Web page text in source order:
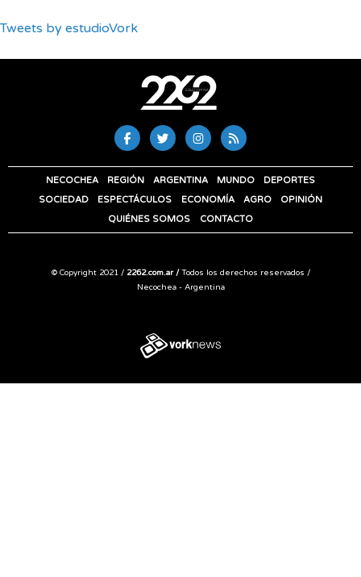
Tweets by estudioVork
NECOCHEA REGIÓN ARGENTINA MUNDO
DEPORTES
SOCIEDAD
ESPECTÁCULOS ECONOMÍA AGRO
OPINIÓN
QUIÉNES SOMOS
CONTACTO
© Copyright 2021 / 2262.com.ar /Todos los derechos reservados /
Necochea - Argentina